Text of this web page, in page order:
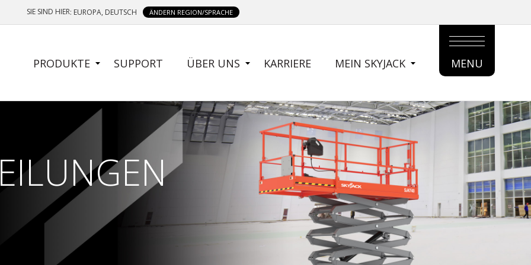
SIE SIND HIER: EUROPA, DEUTSCH ÄNDERN REGION/SPRACHE
SIDE
MENU
PRODUKTE SUPPORT ÜBER UNS KARRIERE MEIN SKYJACK
MAIN
MENU
MENU